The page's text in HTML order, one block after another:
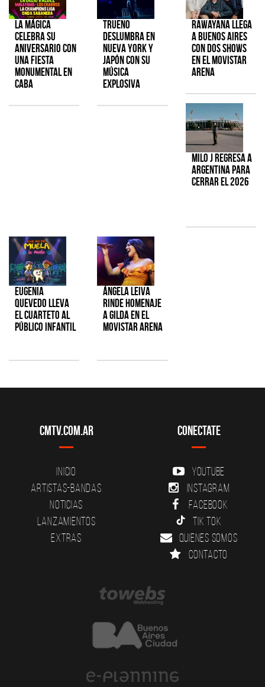
La Mágica
celebra su
aniversario con
una fiesta
monumental en
CABA
TRUENO
deslumbra en
Nueva York y
Japón con su
música
explosiva
Rawayana llega
a Buenos Aires
con dos shows
en el Movistar
Arena
Milo J regresa a
Argentina para
cerrar el 2026
Eugenia
Quevedo lleva
el cuarteto al
público infantil
Ángela Leiva
rinde homenaje
a Gilda en el
Movistar Arena
CMTV.com.ar
Inicio
Artistas-Bandas
Noticias
Lanzamientos
Extras
Conectate
YouTube
Instagram
Facebook
Tik Tok
Quienes somos
Contacto